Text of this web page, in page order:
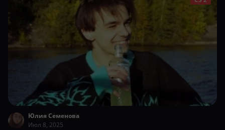
Юлия Семенова
Июл 8, 2025